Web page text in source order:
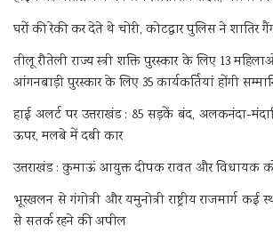
घरों की रेकी कर देते थे चोरी, कोटद्वार पुलिस ने शातिर
तीलू रौतेली राज्य स्त्री शक्ति पुरस्कार के लिए 13
आंगनबाड़ी पुरस्कार के लिए 35 कार्यकर्तियां होंगी
हाई अलर्ट पर उत्तराखंड : 85 सड़कें बंद, अलकनंदा-
ऊपर, मलबे में दबी कार
उत्तराखंड : कुमाऊं आयुक्त दीपक रावत और विधायक
भूस्खलन से गंगोत्री और यमुनोत्री राष्ट्रीय राजमार्ग कई
से सतर्क रहने की अपील